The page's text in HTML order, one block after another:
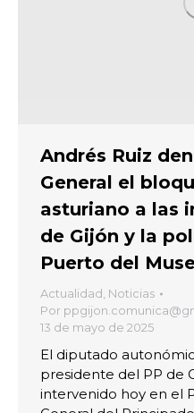
Andrés Ruiz
General el
asturiano a las
de Gijón y la
Puerto del
Actualidad Noticias
Por
13 de mayo de 2025
El diputado
presidente del PP de
intervenido hoy en el